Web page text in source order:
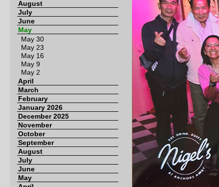
August
July
June
May
May 30
May 23
May 16
May 9
May 2
April
March
February
January 2026
December 2025
November
October
September
August
July
June
May